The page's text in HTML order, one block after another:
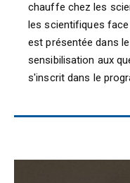
chauffe chez les
les scientifiques face
est présentée dans
sensibilisation aux
s'inscrit dans le